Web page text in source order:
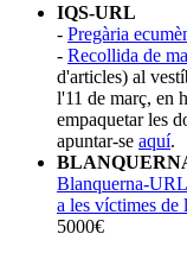
IQS-URL
- Pregària
- Recollida de
d'articles) al
l'11 de març, en
empaquetar les
apuntar-se aquí.
Blanquerna-URL
a les víctimes de
5000€